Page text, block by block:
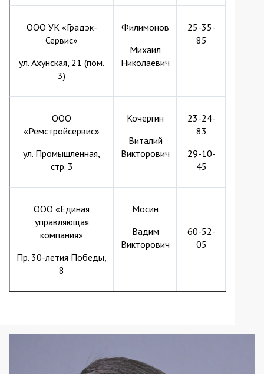
ООО УК «Градэк-
Сервис»
ул. Ахунская, 21 (пом.
3)
Филимонов
Михаил
Николаевич
25-35-
85
ООО
«Ремстройсервис»
ул. Промышленная,
стр. 3
Кочергин
Виталий
Викторович
23-24-
83
29-10-
45
ООО «Единая
управляющая
компания»
Пр. 30-летия Победы,
8
Мосин
Вадим
Викторович
60-52-
05